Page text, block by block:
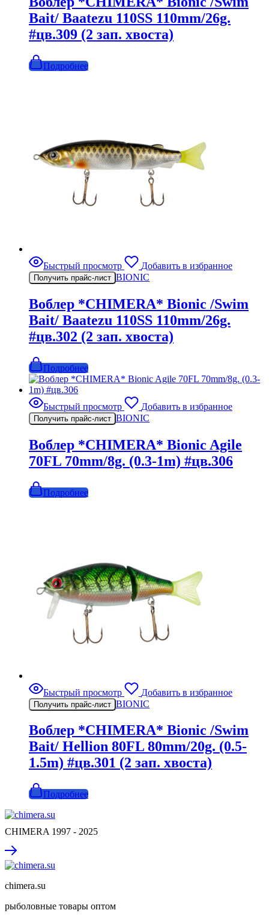
Bait/ Baatezu 110SS 110mm/26g.
#цв.309 (2 зап. хвоста)
Подробнее
Быстрый просмотр Добавить в избранное
Получить прайс-лист BIONIC
Воблер *CHIMERA* Bionic /Swim
Bait/ Baatezu 110SS 110mm/26g.
#цв.302 (2 зап. хвоста)
Подробнее
Быстрый просмотр Добавить в избранное
Получить прайс-лист BIONIC
Воблер *CHIMERA* Bionic Agile
70FL 70mm/8g. (0.3-1m) #цв.306
Подробнее
Быстрый просмотр Добавить в избранное
Получить прайс-лист BIONIC
Воблер *CHIMERA* Bionic /Swim
Bait/ Hellion 80FL 80mm/20g. (0.5-
1.5m) #цв.301 (2 зап. хвоста)
Подробнее
CHIMERA 1997 - 2025
chimera.su
рыболовные товары оптом